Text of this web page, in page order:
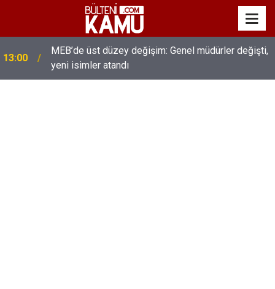
13:00
MEB’de üst düzey değişim: Genel müdürler değişti,
yeni isimler atandı